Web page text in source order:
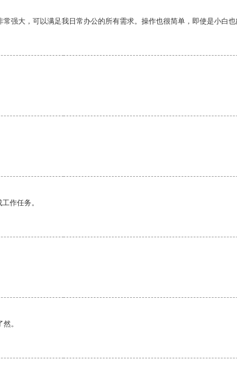
强大，可以满足我日常办公的所有需求。操作也很简单，即使是小白
作任务。
。